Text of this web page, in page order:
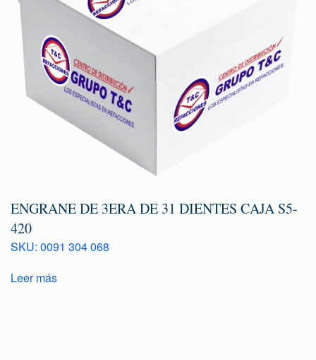
ENGRANE DE 3ERA DE 31 DIENTES CAJA S5-
420
SKU: 0091 304 068
Leer más